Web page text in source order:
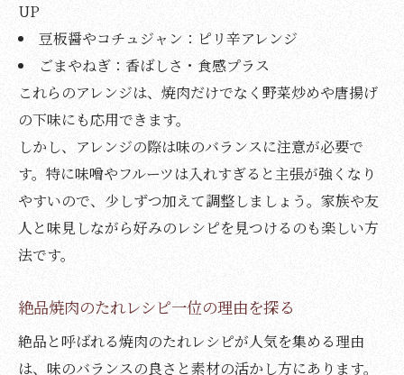
UP
豆板醤やコチュジャン：ピリ辛アレンジ
ごまやねぎ：香ばしさ・食感プラス
これらのアレンジは、焼肉だけでなく野菜炒めや唐揚げ
の下味にも応用できます。
しかし、アレンジの際は味のバランスに注意が必要で
す。特に味噌やフルーツは入れすぎると主張が強くなり
やすいので、少しずつ加えて調整しましょう。家族や友
人と味見しながら好みのレシピを見つけるのも楽しい方
法です。
絶品焼肉のたれレシピ一位の理由を探る
絶品と呼ばれる焼肉のたれレシピが人気を集める理由
は、味のバランスの良さと素材の活かし方にあります。